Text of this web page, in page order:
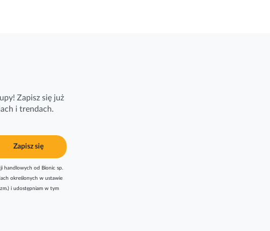
Zapisz się już
i trendach.
Zapisz się
handlowych od Bionic sp.
określonych w ustawie
i udostępniam w tym